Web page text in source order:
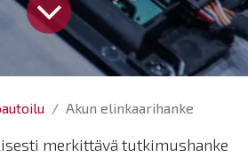
Akun elinkaarihanke
merkittävä tutkimushanke